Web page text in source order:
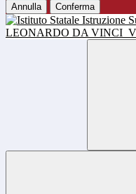
Annulla Conferma
LEONARDO DA VINCI